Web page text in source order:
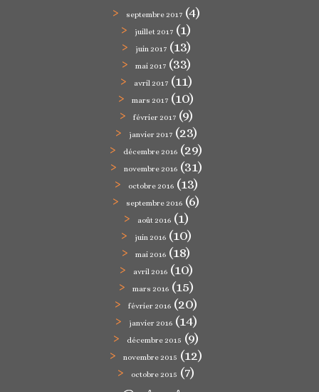
septembre 2017(4)
juillet 2017 (1)
juin 2017(13)
mai 2017(33)
avril 2017(11)
mars 2017 (10)
février 2017(9)
janvier 2017(23)
décembre 2016 (29)
novembre 2016(31)
octobre 2016(13)
septembre 2016 (6)
août 2016(1)
juin 2016(10)
mai 2016 (18)
avril 2016(10)
mars 2016(15)
février 2016 (20)
janvier 2016(14)
décembre 2015 (9)
novembre 2015 (12)
octobre 2015 (7)